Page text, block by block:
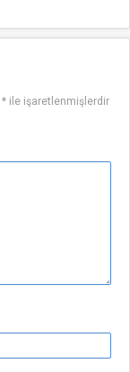
* ile işaretlenmişlerdir